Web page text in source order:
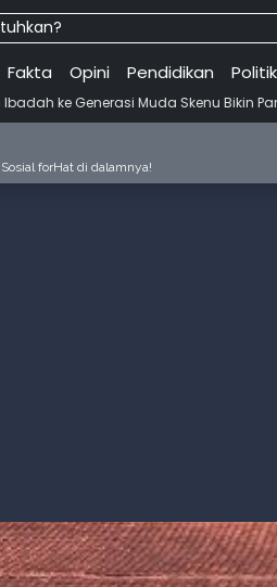
Fakta Opini Pendidikan Politik
Muda Skenu Bikin Panduan Salat
forHat di dalamnya!